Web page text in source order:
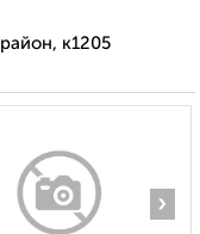
к1205
›